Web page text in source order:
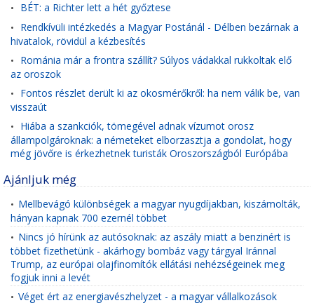
• BÉT: a Richter lett a hét győztese
• Rendkívüli intézkedés a Magyar Postánál - Délben bezárnak a
hivatalok, rövidül a kézbesítés
• Románia már a frontra szállít? Súlyos vádakkal rukkoltak elő
az oroszok
• Fontos részlet derült ki az okosmérőkről: ha nem válik be, van
visszaút
• Hiába a szankciók, tömegével adnak vízumot orosz
állampolgároknak: a németeket elborzasztja a gondolat, hogy
még jövőre is érkezhetnek turisták Oroszországból Európába
Ajánljuk még
• Mellbevágó különbségek a magyar nyugdíjakban, kiszámolták,
hányan kapnak 700 ezernél többet
• Nincs jó hírünk az autósoknak: az aszály miatt a benzinért is
többet fizethetünk - akárhogy bombáz vagy tárgyal Iránnal
Trump, az európai olajfinomítók ellátási nehézségeinek meg
fogjuk inni a levét
• Véget ért az energiavészhelyzet - a magyar vállalkozások